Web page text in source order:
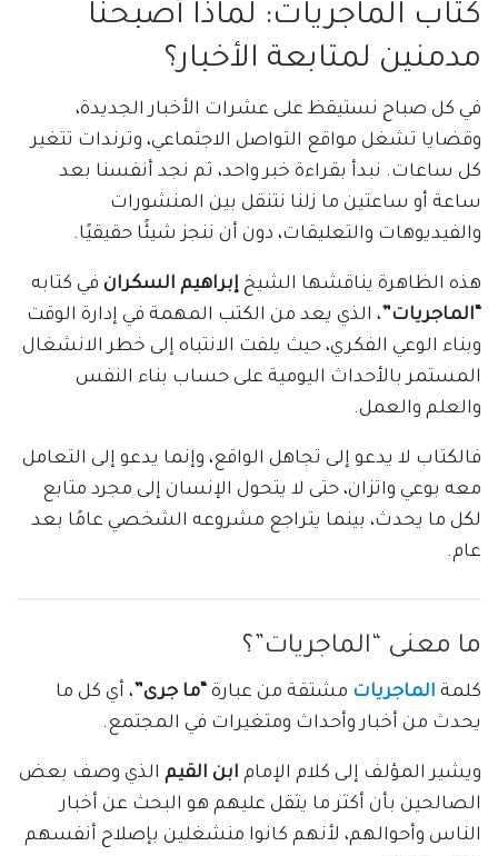
كتاب الماجريات: لماذا أصبحنا
مدمنين لمتابعة الأخبار؟
في كل صباح نستيقظ على عشرات الأخبار الجديدة،
وقضايا تشغل مواقع التواصل الاجتماعي، وترندات تتغير
كل ساعات. نبدأ بقراءة خبر واحد، ثم نجد أنفسنا بعد
ساعة أو ساعتين ما زلنا نتنقل بين المنشورات
والفيديوهات والتعليقات، دون أن ننجز شيئًا حقيقيًا.
هذه الظاهرة يناقشها الشيخ إبراهيم السكران في كتابه
“الماجريات”، الذي يعد من الكتب المهمة في إدارة الوقت
وبناء الوعي الفكري، حيث يلفت الانتباه إلى خطر الانشغال
المستمر بالأحداث اليومية على حساب بناء النفس
والعلم والعمل.
فالكتاب لا يدعو إلى تجاهل الواقع، وإنما يدعو إلى التعامل
معه بوعي واتزان، حتى لا يتحول الإنسان إلى مجرد متابع
لكل ما يحدث، بينما يتراجع مشروعه الشخصي عامًا بعد
عام.
ما معنى “الماجريات”؟
كلمة الماجريات مشتقة من عبارة “ما جرى”، أي كل ما
يحدث من أخبار وأحداث ومتغيرات في المجتمع.
ويشير المؤلف إلى كلام الإمام ابن القيم الذي وصف بعض
الصالحين بأن أكثر ما يثقل عليهم هو البحث عن أخبار
الناس وأحوالهم، لأنهم كانوا منشغلين بإصلاح أنفسهم